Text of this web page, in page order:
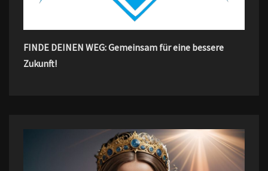
FINDE DEINEN WEG: Gemeinsam für eine bessere
Zukunft!